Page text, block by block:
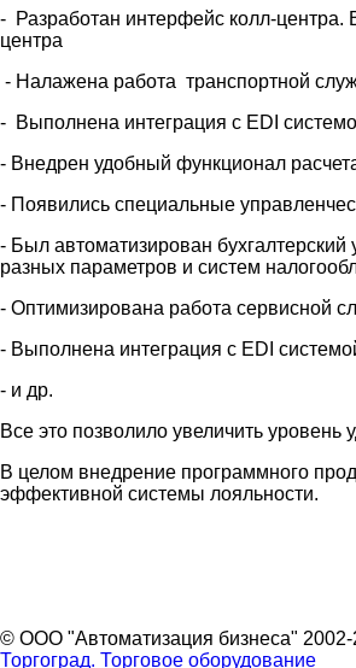
- Разработан интерфейс колл-центра.
центра
- Налажена работа транспортной
- Выполнена интеграция с EDI
- Внедрен удобный функционал
- Появились специальные
- Был автоматизирован
разных параметров и систем
- Оптимизирована работа сервисной
- Выполнена интеграция с EDI
- и др.
Все это позволило увеличить уровень
В целом внедрение программного
эффективной системы лояльности.
© ООО "Автоматизация бизнеса" 2002-
Торгоград. Торговое оборудование